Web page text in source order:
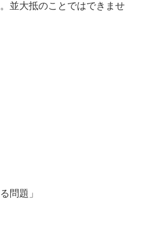
並大抵のことではできませ
問題」